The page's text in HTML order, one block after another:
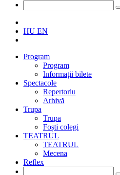
HU EN
Program
Program
Informații bilete
Spectacole
Repertoriu
Arhivă
Trupa
Trupa
Foști colegi
TEATRUL
TEATRUL
Mecena
Reflex